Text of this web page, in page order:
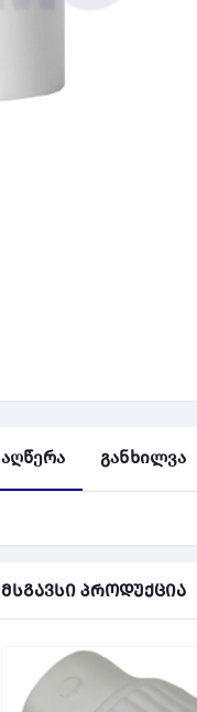
აღწერა განხილვა
მსგავსი პროდუქცია